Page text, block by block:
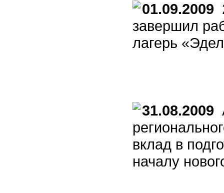
01.09.2009
завершил
лагерь
31.08.2009
вклад в
началу